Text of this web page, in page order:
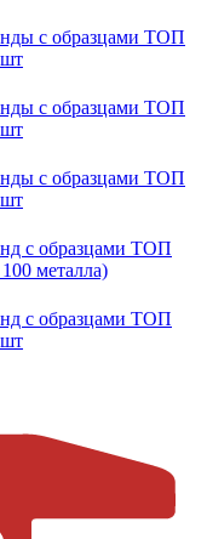
с образцами ТОП
шт
с образцами ТОП
шт
с образцами ТОП
шт
с образцами ТОП
металла)
с образцами ТОП
шт